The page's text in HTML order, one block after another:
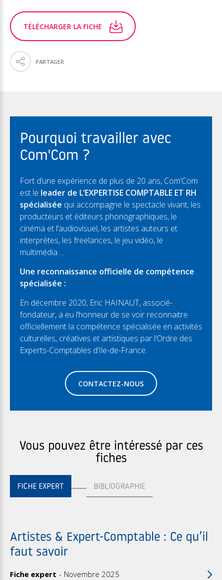
PARTAGER
TÉLÉCHARGER LA FICHE
Pourquoi travailler avec
Com'Com ?
Fort d’une expérience de plus de 20 ans, Com’Com
est le leader de L’EXPERTISE COMPTABLE ET RH
spécialisée qui accompagne le spectacle vivant, les
producteurs et éditeurs phonographiques, le
cinéma et l’audiovisuel, les artistes auteurs et
interprètes, les freelances, le jeu vidéo, le
multimédia….
Une reconnaissance officielle de compétence
spécialisée :
En décembre 2020, Eric HAINAUT, associé-
fondateur, a eu l’honneur de se voir reconnaitre
officiellement la compétence spécialisée en activités
culturelles, créatives et artistiques par l’Ordre des
Experts-Comptables d’Ile-de-France.
CONTACTEZ-NOUS
Vous pouvez être intéressé par ces
fiches
FICHE EXPERT BIBLIOGRAPHIE
Artistes & Expert-Comptable : Ce qu’il
faut savoir
Fiche expert Novembre 2025